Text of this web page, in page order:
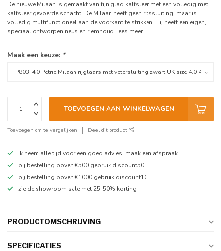
De nieuwe Milaan is gemaakt van fijn glad kalfsleer met een volledig met
kalfsleer gevoerde schacht. De Milaan heeft geen ritssluiting, maar is
volledig multifunctioneel aan de voorkant te strikken. Hij heeft een eigen,
speciaal ontworpen neus en riemhoud Lees meer.
Maak een keuze: *
TOEVOEGEN AAN WINKELWAGEN
Toevoegen om te vergelijken Deel dit product
Ik neem alle tijd voor een goed advies, maak een afspraak
bij bestelling boven €500 gebruik discount50
bij bestelling boven €1000 gebruik discount10
zie de showroom sale met 25-50% korting
PRODUCTOMSCHRIJVING
SPECIFICATIES